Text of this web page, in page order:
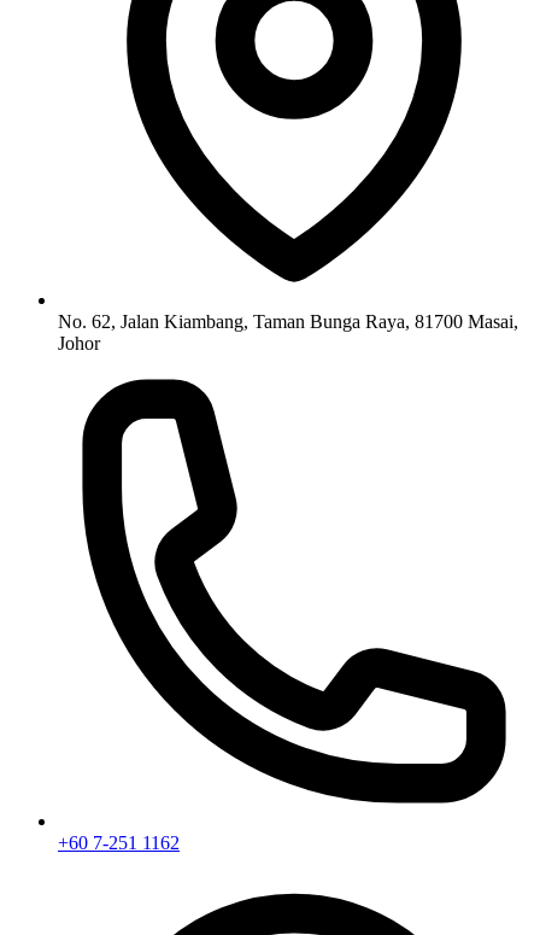
No. 62, Jalan Kiambang, Taman Bunga Raya, 81700 Masai,
Johor
+60 7-251 1162